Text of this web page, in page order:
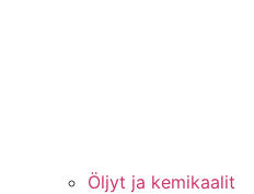
Öljyt ja kemikaalit